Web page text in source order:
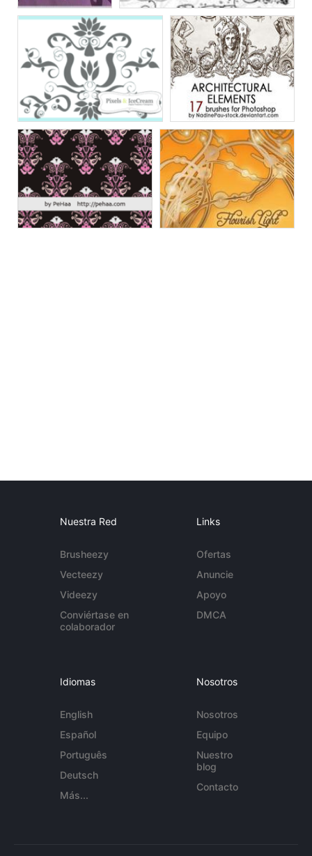
Nuestra Red
Brusheezy
Vecteezy
Videezy
Conviértase en
colaborador
Links
Ofertas
Anuncie
Apoyo
DMCA
Idiomas
English
Español
Português
Deutsch
Más...
Nosotros
Nosotros
Equipo
Nuestro
blog
Contacto